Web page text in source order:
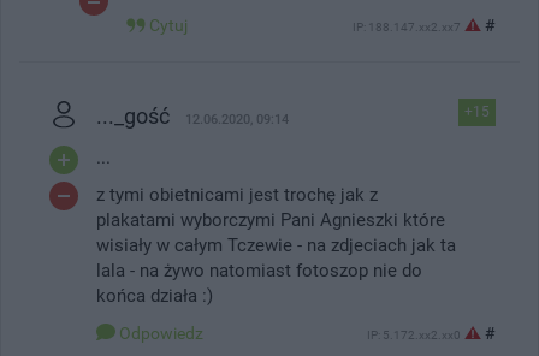
Cytuj IP: 188.147.xx2.xx7 #
+15
..._gość 12.06.2020, 09:14
...
z tymi obietnicami jest trochę jak z
plakatami wyborczymi Pani Agnieszki które
wisiały w całym Tczewie - na zdjeciach jak ta
lala - na żywo natomiast fotoszop nie do
końca działa :)
Odpowiedz IP: 5.172.xx2.xx0 #